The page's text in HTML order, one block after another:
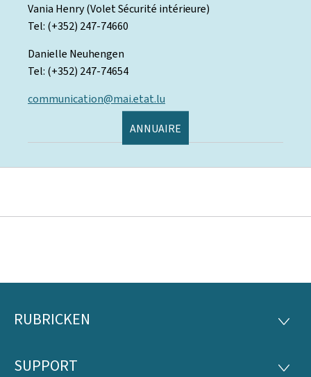
Vania Henry (Volet Sécurité intérieure)
Tel: (+352) 247-74660
Danielle Neuhengen
Tel: (+352) 247-74654
communication@mai.etat.lu
ANNUAIRE
Fousszeil
RUBRICKEN
SUPPORT